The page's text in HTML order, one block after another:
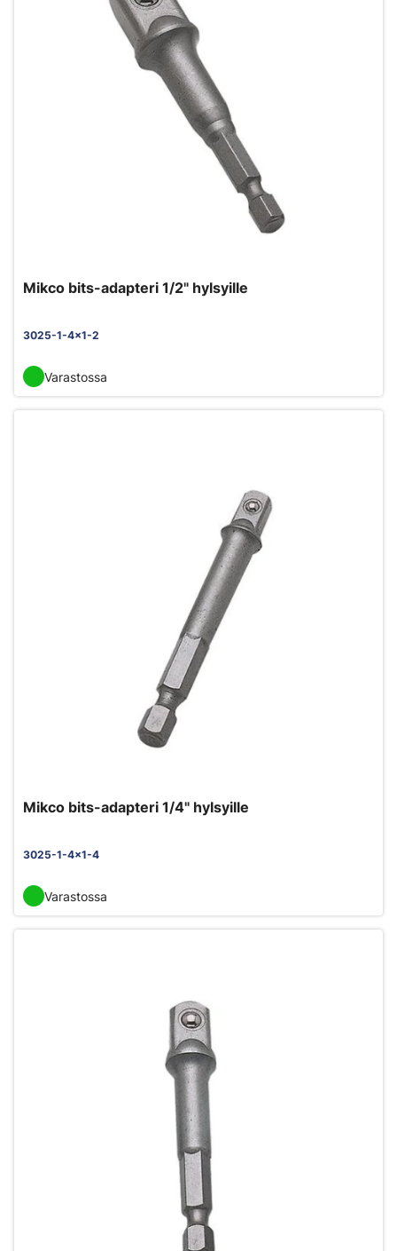
Mikco bits-adapteri 1/2" hylsyille
3025-1-4x1-2
Varastossa
Mikco bits-adapteri 1/4" hylsyille
3025-1-4x1-4
Varastossa